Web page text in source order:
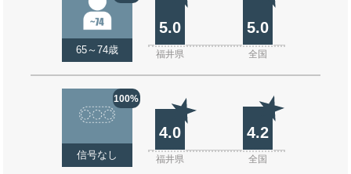
65～74歳
5.0 5.0
福井県 全国
100%
信号なし
4.0 4.2
福井県 全国